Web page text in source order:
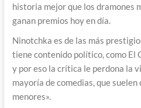
historia mejor que los dramones
ganan premios hoy en día.
Ninotchka es de las más
tiene contenido político, como El
y por eso la crítica le perdona la
mayoría de comedias, que
menores».